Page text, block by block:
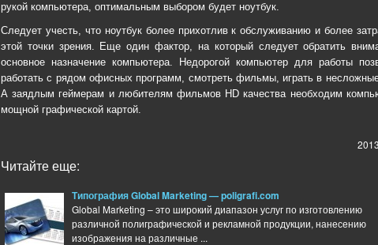
рукой компьютера, оптимальным выбором будет ноутбук.
Следует учесть, что ноутбук более прихотлив к обслуживанию и более
этой точки зрения. Еще один фактор, на который следует обратить
основное назначение компьютера. Недорогой компьютер для работы
работать с рядом офисных программ, смотреть фильмы, играть в
А заядлым геймерам и любителям фильмов HD качества необходим
мощной графической картой.
Читайте еще:
Типография Global Marketing — poligrafi.com
Global Marketing – это широкий диапазон услуг по изготовлению
различной полиграфической и рекламной продукции, нанесению
изображения на различные ...